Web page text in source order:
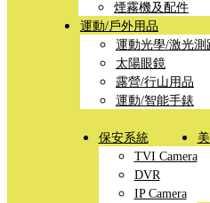
煙霧機及配件
運動/戶外用品
運動光學/激光測
太陽眼鏡
露營/行山用品
運動/智能手錶
保安系統
TVI Camera
DVR
IP Camera